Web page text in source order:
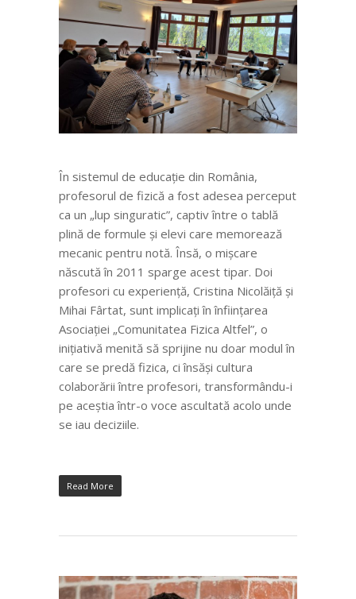
În sistemul de educație din România,
profesorul de fizică a fost adesea perceput
ca un „lup singuratic”, captiv între o tablă
plină de formule și elevi care memorează
mecanic pentru notă. Însă, o mișcare
născută în 2011 sparge acest tipar. Doi
profesori cu experiență, Cristina Nicolăiță și
Mihai Fârtat, sunt implicați în înființarea
Asociației „Comunitatea Fizica Altfel”, o
inițiativă menită să sprijine nu doar modul în
care se predă fizica, ci însăși cultura
colaborării între profesori, transformându-i
pe aceștia într-o voce ascultată acolo unde
se iau deciziile.
Read More